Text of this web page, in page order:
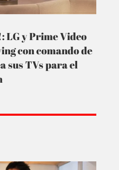
LG y Prime Video
con comando de
sus TVs para el